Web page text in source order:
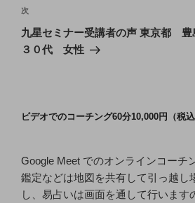
ビ
ゲ
ー
稿
次
の
投
次
九星セミナー受講者の声 東京都
３０代 女性
ビデオでのコーチング60分10,000円（税込
Google Meet でのオンラインコーチ
鑑定などは地図を共有して引っ越し
し、易占いは画面を通して行います